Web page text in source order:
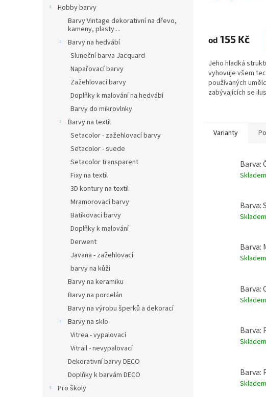
Hobby barvy
Barvy Vintage dekorativní na dřevo,
kameny, plasty....
Barvy na hedvábí
Sluneční barva Jacquard
Napařovací barvy
Zažehlovací barvy
Doplňky k malování na hedvábí
Barvy do mikrovlnky
Barvy na textil
Setacolor - zažehlovací barvy
Setacolor - suede
Setacolor transparent
Fixy na textil
3D kontury na textil
Mramorovací barvy
Batikovací barvy
Doplňky k malování
Derwent
Javana - zažehlovací
barvy na kůži
Barvy na keramiku
Barvy na porcelán
Barvy na výrobu šperků a dekorací
Barvy na sklo
Vitrea - vypalovací
Vitrail - nevypalovací
Dekorativní barvy DECO
Doplňky k barvám DECO
Pro školy
od 155 Kč
Jeho hladká
vyhovuje všem
používaných
zabývajících se
Varianty
Barva:
Skladem
Barva:
Skladem
Barva:
Skladem
Barva:
Skladem
Barva:
Skladem
Barva:
Skladem